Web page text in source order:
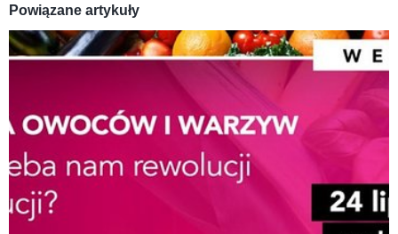
Powiązane artykuły